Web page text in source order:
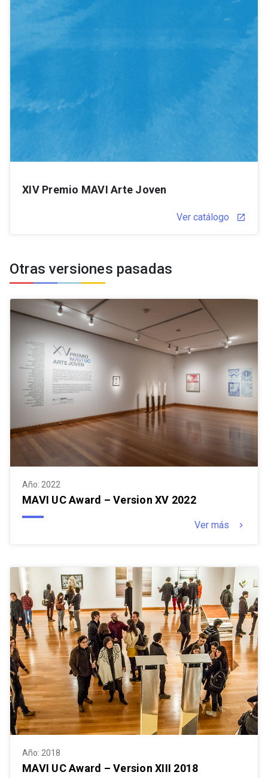
XIV Premio MAVI Arte Joven
Ver catálogo launch
Otras versiones pasadas
Año: 2022
MAVI UC Award – Version XV 2022
Ver más keyboard_arrow_right
Año: 2018
MAVI UC Award – Version XIII 2018